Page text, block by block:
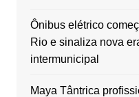
Ônibus elétrico
Rio e sinaliza nova
intermunicipal
Maya Tântrica